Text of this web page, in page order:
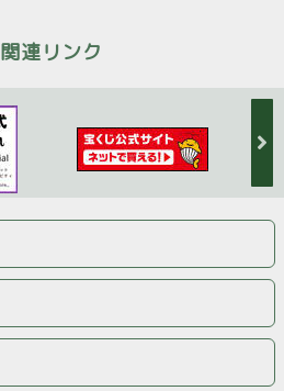
関連リンク